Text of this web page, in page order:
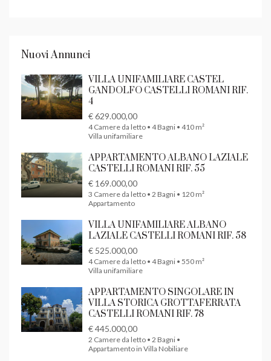
Nuovi Annunci
VILLA UNIFAMILIARE CASTEL
GANDOLFO CASTELLI ROMANI RIF.
4
€ 629.000,00
4 Camere da letto • 4 Bagni • 410 m²
Villa unifamiliare
APPARTAMENTO ALBANO LAZIALE
CASTELLI ROMANI RIF. 55
€ 169.000,00
3 Camere da letto • 2 Bagni • 120 m²
Appartamento
VILLA UNIFAMILIARE ALBANO
LAZIALE CASTELLI ROMANI RIF. 58
€ 525.000,00
4 Camere da letto • 4 Bagni • 550 m²
Villa unifamiliare
APPARTAMENTO SINGOLARE IN
VILLA STORICA GROTTAFERRATA
CASTELLI ROMANI RIF. 78
€ 445.000,00
2 Camere da letto • 2 Bagni •
Appartamento in Villa Nobiliare